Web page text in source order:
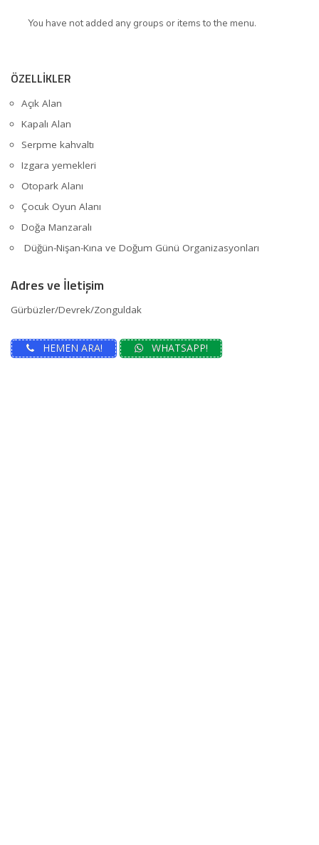
You have not added any groups or items to the menu.
ÖZELLİKLER
Açık Alan
Kapalı Alan
Serpme kahvaltı
Izgara yemekleri
Otopark Alanı
Çocuk Oyun Alanı
Doğa Manzaralı
Düğün-Nişan-Kına ve Doğum Günü Organizasyonları
Adres ve İletişim
Gürbüzler/Devrek/Zonguldak
HEMEN ARA! WHATSAPP!